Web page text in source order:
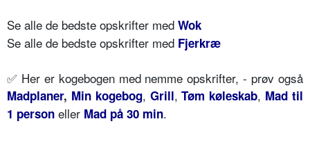
Se alle de bedste opskrifter med Wok
Se alle de bedste opskrifter med Fjerkræ
✅ Her er kogebogen med nemme opskrifter, - prøv også
Madplaner, Min kogebog, Grill,Tøm køleskab, Mad til
1 person eller Mad på 30 min.